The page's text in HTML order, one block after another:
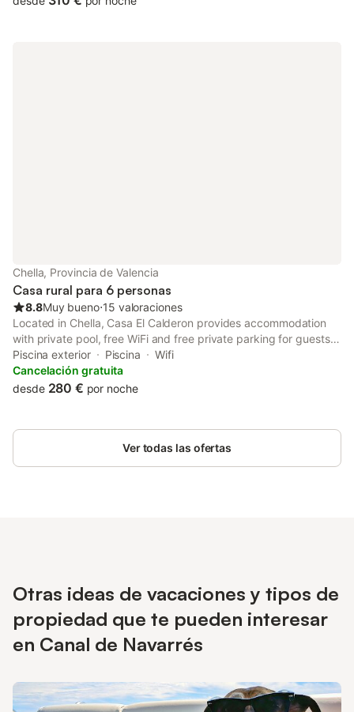
Chella, Provincia de Valencia
Casa rural para 6 personas
8.8Muy bueno⋅15 valoraciones
Located in Chella, Casa El Calderon provides accommodation
with private pool, free WiFi and free private parking for guests
who drive. This chalet features a garden.
Piscina exterior Piscina
Wifi
Cancelación gratuita
desde 280 € por noche
Ver todas las ofertas
Otras ideas de vacaciones y tipos de
propiedad que te pueden interesar
en Canal de Navarrés